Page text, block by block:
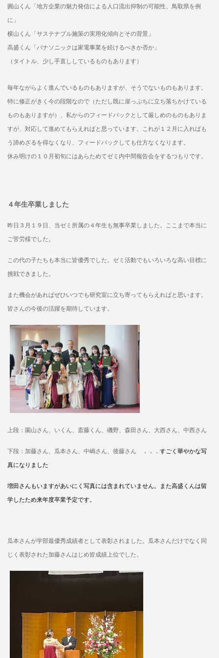
圓山くん「地方企業の魅力発信による人口流出抑制の可能性、鳥取県を例
に」
横山くん「サステナブル施策の実用化傾向とその背景」
高盛くん「パナソニックは家電事業を続けるべきか否か」
（タイトル、少し手直ししているものもあります）
毎年ながらよく進んでいるものもありますが、そうでないものもあります。
特に修正がきく今の段階なので（ただし既に崖っぷちに立ち落ちかけている
ものもありますが）、私からのフィードバックとして厳しめのものもありま
すが、対応して進めてもらえればと思っています。これが１２月に入ればも
う諦めざるを得なくなり、フィードバックしても仕方なくなります。
休み明けの１０月初旬にはあらためてゼミ内中間報告会をするつもりです。
４年生卒業しました
昨日３月１９日、当ゼミ所属の４年生も無事卒業しました。ここまで本当に
ご苦労様でした。
この代の子たちも本当に皆優秀でした。ゼミ活動でもいろいろな高い目標に
挑戦できました。
また機会があればぜひいつでも研究室に立ち寄ってもらえればと思います。
皆さんの今後の活躍を期待しています。
上段：園山さん、いくん、斎藤くん、磯野、森田さん、大西さん、中西さん
下段：加藤さん、瓜本さん、中嶋さん、後藤さん
．．．すごく華やかな写
真になりました
増田さんもいますがあいにく写真には含まれていません。
また高盛くんは留
学したため来年度卒業予定です。
瓜本さんが学部最優秀成績者として表彰されました。瓜本さんだけでなく同
じく表彰された加藤さんはじめ皆成績上位でした。